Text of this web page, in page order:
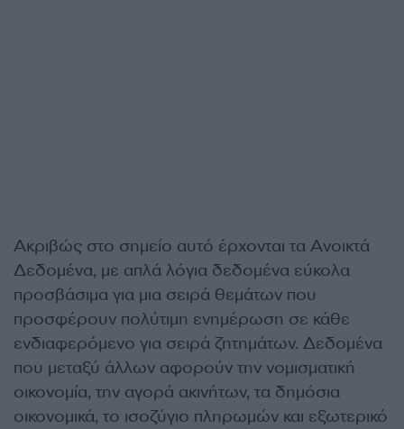
Ακριβώς στο σημείο αυτό έρχονται τα Ανοικτά
Δεδομένα, με απλά λόγια δεδομένα εύκολα
προσβάσιμα για μια σειρά θεμάτων που
προσφέρουν πολύτιμη ενημέρωση σε κάθε
ενδιαφερόμενο για σειρά ζητημάτων. Δεδομένα
που μεταξύ άλλων αφορούν την νομισματική
οικονομία, την αγορά ακινήτων, τα δημόσια
οικονομικά, το ισοζύγιο πληρωμών και εξωτερικό